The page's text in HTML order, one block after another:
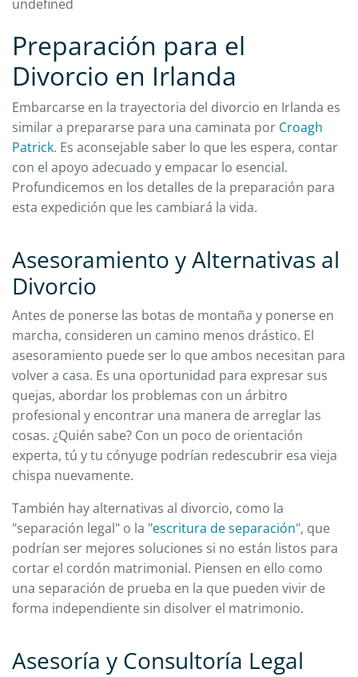
undefined
Preparación para el
Divorcio en Irlanda
Embarcarse en la trayectoria del divorcio en Irlanda es
similar a prepararse para una caminata por Croagh
Patrick. Es aconsejable saber lo que les espera, contar
con el apoyo adecuado y empacar lo esencial.
Profundicemos en los detalles de la preparación para
esta expedición que les cambiará la vida.
Asesoramiento y Alternativas al
Divorcio
Antes de ponerse las botas de montaña y ponerse en
marcha, consideren un camino menos drástico. El
asesoramiento puede ser lo que ambos necesitan para
volver a casa. Es una oportunidad para expresar sus
quejas, abordar los problemas con un árbitro
profesional y encontrar una manera de arreglar las
cosas. ¿Quién sabe? Con un poco de orientación
experta, tú y tu cónyuge podrían redescubrir esa vieja
chispa nuevamente.
También hay alternativas al divorcio, como la
"separación legal" o la "escritura de separación", que
podrían ser mejores soluciones si no están listos para
cortar el cordón matrimonial. Piensen en ello como
una separación de prueba en la que pueden vivir de
forma independiente sin disolver el matrimonio.
Asesoría y Consultoría Legal